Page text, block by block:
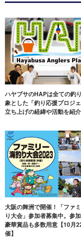
ハヤブサのHAPは全ての釣
象とした「釣り応援プロジェ
立ち上げの経緯や活動を紹介
大阪の舞洲で開催！「ファ
り大会」参加者募集中。参加
豪華賞品も多数用意【10月
催】